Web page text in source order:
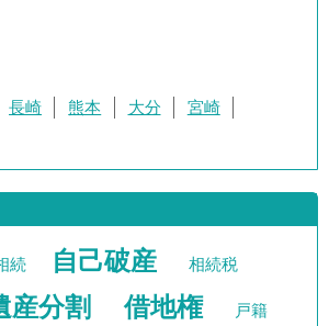
長崎 熊本 大分
宮崎
続 自己破産 相続税
産分割 借地権 戸籍